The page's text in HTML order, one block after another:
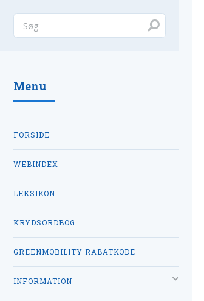
Menu
FORSIDE
WEBINDEX
LEKSIKON
KRYDSORDBOG
GREENMOBILITY RABATKODE
INFORMATION